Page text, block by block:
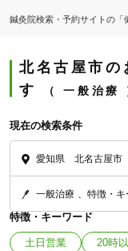
鍼灸院検索・予約サイトの「
北名古屋市の
す
一般治療
現在の検索条件
愛知県 北名古屋市
一般治療 特徴・キ
特徴・キーワード
土日営業 20時
「健康に